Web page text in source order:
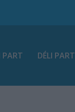
PART DÉLI PART